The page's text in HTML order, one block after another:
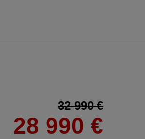
32 990 €
28 990 €